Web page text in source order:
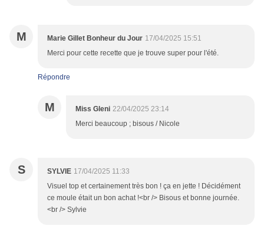
M Marie Gillet Bonheur du Jour 17/04/2025 15:51
Merci pour cette recette que je trouve super pour l'été.
Répondre
M Miss Gleni 22/04/2025 23:14
Merci beaucoup ; bisous / Nicole
S SYLVIE 17/04/2025 11:33
Visuel top et certainement très bon ! ça en jette ! Décidément
ce moule était un bon achat !<br /> Bisous et bonne journée.
<br /> Sylvie